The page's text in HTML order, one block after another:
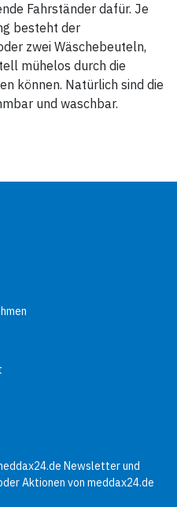
Fahrständer dafür. Je
besteht der
zwei Wäschebeuteln,
mühelos durch die
können. Natürlich sind die
und waschbar.
Newsletter und
Aktionen von meddax24.de